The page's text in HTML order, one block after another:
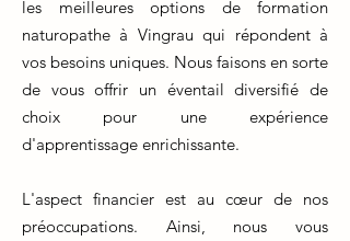
les meilleures options de formation
naturopathe à Vingrau qui répondent à
vos besoins uniques. Nous faisons en sorte
de vous offrir un éventail diversifié de
choix pour une expérience
d'apprentissage enrichissante.
L'aspect financier est au cœur de nos
préoccupations. Ainsi, nous vous